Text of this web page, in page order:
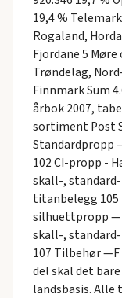
19,4 %
Rogaland,
Fjordane 5 Møre
Trøndelag,
Finnmark Sum
årbok 2007,
sortiment Post
Standardpropp
102 CI-propp -
skall-,
titanbelegg 105
silhuettpropp
skall-,
107 Tilbehør
del skal det
landsbasis. Alle